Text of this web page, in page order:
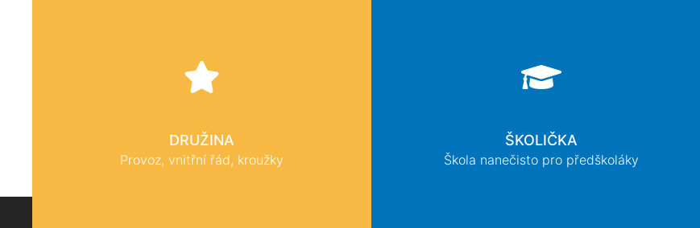
DRUŽINA
Provoz, vnitřní řád, kroužky
ŠKOLIČKA
Škola nanečisto pro předškoláky